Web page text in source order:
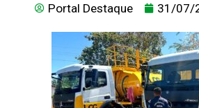
Portal Destaque 31/07/